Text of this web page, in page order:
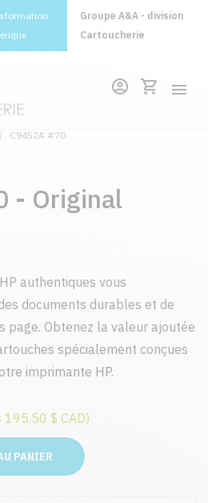
Groupe A&A - division
Cartoucherie
/ C9452A #70
- Original
authentiques vous
documents durables et de
page. Obtenez la valeur ajoutée
spécialement conçues
imprimante HP.
$ CAD)
PANIER